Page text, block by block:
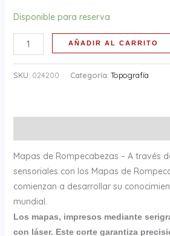
Disponible para reserva
AÑADIR AL CARRITO
SKU: 024200 Categoría: Topografía
Mapas de Rompecabezas – A través
sensoriales con los Mapas de
comienzan a desarrollar su
mundial.
Los mapas, impresos mediante
con láser. Este corte garantiza